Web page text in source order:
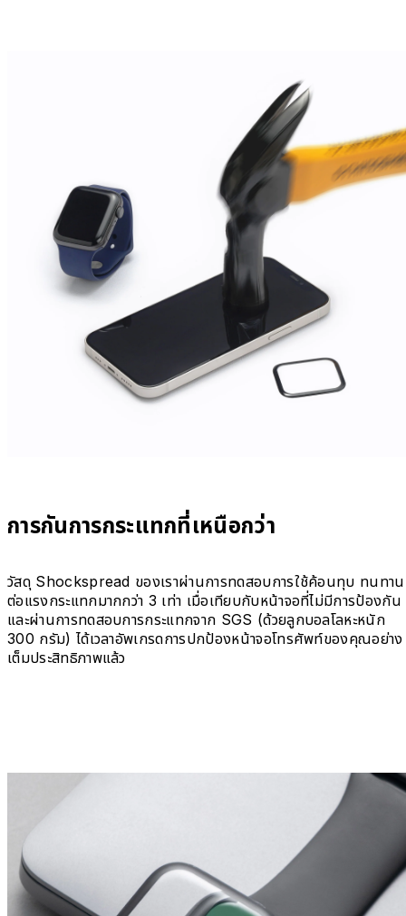
การกันการกระแทกที่เหนือกว่า
วัสดุ Shockspread ของเราผ่านการทดสอบการใช้ค้อนทุบ ทนทาน
ต่อแรงกระแทกมากกว่า 3 เท่า เมื่อเทียบกับหน้าจอที่ไม่มีการป้องกัน
และผ่านการทดสอบการกระแทกจาก SGS (ด้วยลูกบอลโลหะหนัก
300 กรัม) ได้เวลาอัพเกรดการปกป้องหน้าจอโทรศัพท์ของคุณอย่าง
เต็มประสิทธิภาพแล้ว